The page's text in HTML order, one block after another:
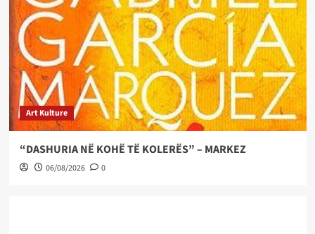
Art Kulture
“DASHURIA NË KOHË TË KOLERËS” – MARKEZ
06/08/2026 0